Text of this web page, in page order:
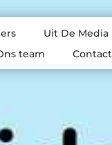
Uit De Media
team Contact